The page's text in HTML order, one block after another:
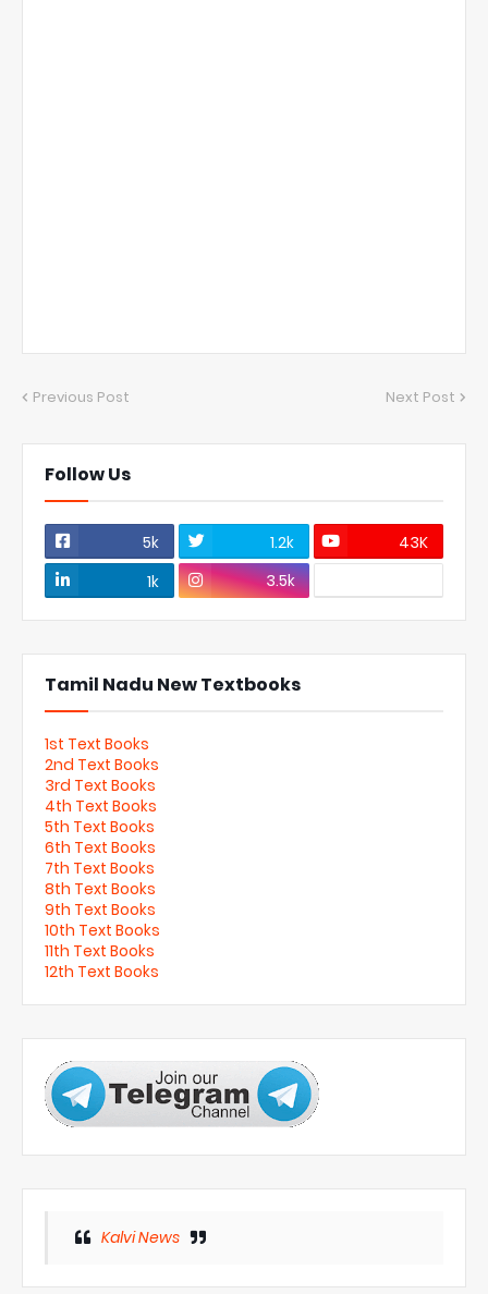
Previous Post Next Post
Follow Us
5k 1.2k
43K
1k
3.5k
Tamil Nadu New Textbooks
1st Text Books
2nd Text Books
3rd Text Books
4th Text Books
5th Text Books
6th Text Books
7th Text Books
8th Text Books
9th Text Books
10th Text Books
11th Text Books
12th Text Books
Kalvi News